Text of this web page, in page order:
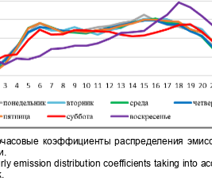
коэффициенты распределения
emission distribution coefficients taking into